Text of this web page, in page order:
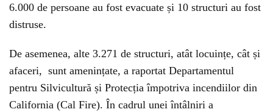
6.000 de persoane au fost evacuate și 10 structuri au fost
distruse.
De asemenea, alte 3.271 de structuri, atât locuințe, cât și
afaceri, sunt amenințate, a raportat Departamentul
pentru Silvicultură și Protecția împotriva incendiilor din
California (Cal Fire). În cadrul unei întâlniri a